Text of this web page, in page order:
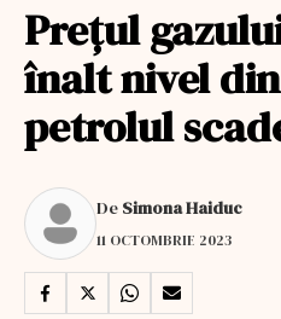
Prețul
înalt nivel
petrolul
De Simona Haiduc
11 OCTOMBRIE 2023